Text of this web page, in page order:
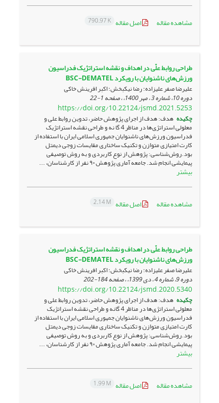
مشاهده مقاله اصل مقاله 790.97 K
طراحی روابط علّی در اهداف و نقشه استراتژیک فدراسیون
ورزش‌های ناشنوایان با رویکرد BSC-DEMATEL
علیرضا صفر علیزاده؛ رضا نیکبخش؛ اکبر افرینش خاکی
دوره 10، شماره 3 ، مهر 1400، ، صفحه 1-22
https://doi.org/10.22124/jsmd.2021.5253
چکیده هدف: هدف از اجرای پژوهش حاضر، تدوین روابط علی و
معلولی استراتژی‌ها در مناظر 4 گا نه و طراحی نقشه استراتژیک
فدراسیون ورزش‌های ناشنوایان جمهوری اسلامی ایران با استفاده از
کارت امتیازی متوازن و تکنیک ساختاری مقایسات زوجی دیمتل
بود.روش‌شناسی: پژوهش از نوع کاربردی و به روش توصیفی
پیمایشی انجام شد. جامعه آماری پژوهش ۹۰ نفر از کارشناسان، ...
بیشتر
مشاهده مقاله اصل مقاله 2.14 M
طراحی روابط علّی در اهداف و نقشه استراتژیک فدراسیون
ورزش‌های ناشنوایان با رویکرد BSC-DEMATEL
علیرضا صفر علیزاده؛ رضا نیکبخش؛ اکبر افرینش خاکی
دوره 9، شماره 4 ، دی 1399، ، صفحه 184-202
https://doi.org/10.22124/jsmd.2020.5340
چکیده هدف: هدف از اجرای پژوهش حاضر، تدوین روابط علی و
معلولی استراتژی­‌ها در مناظر 4 گانه و طراحی نقشه استراتژیک
فدراسیون ورزش‌­های ناشنوایان جمهوری اسلامی ایران با استفاده از
کارت امتیازی متوازن و تکنیک ساختاری مقایسات زوجی دیمتل
بود.روش‌شناسی: پژوهش از نوع کاربردی و به روش توصیفی
پیمایشی انجام شد. جامعه آماری پژوهش ۹۰ نفر از کارشناسان، ...
بیشتر
مشاهده مقاله اصل مقاله 1.99 M